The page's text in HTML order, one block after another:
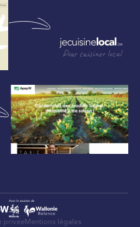
Pour cuisiner local
privée Mentions légales